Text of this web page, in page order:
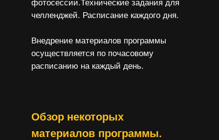
фотосессии.Технические задания для
челленджей. Расписание каждого дня.
Внедрение материалов программы
осуществляется по почасовому
расписанию на каждый день.
Обзор некоторых
материалов программы.